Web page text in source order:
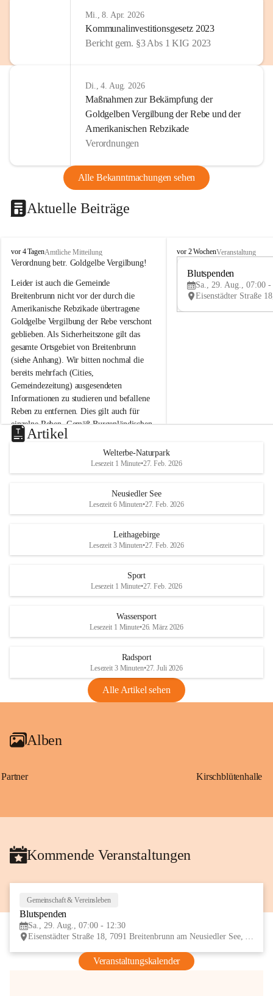
Mi., 8. Apr. 2026
Kommunalinvestitionsgesetz 2023
Bericht gem. §3 Abs 1 KIG 2023
Di., 4. Aug. 2026
Maßnahmen zur Bekämpfung der
Goldgelben Vergilbung der Rebe und der
Amerikanischen Rebzikade
Verordnungen
Alle Bekanntmachungen sehen
Aktuelle Beiträge
B
r
i
t
e
n
b
r
u
n
n
a
m
N
e
u
s
d
S
vor 4 TagenAmtliche Mitteilung
Verordnung betr. Goldgelbe Vergilbung!
Leider ist auch die Gemeinde
Breitenbrunn nicht vor der durch die
Amerikanische Rebzikade übertragene
Goldgelbe Vergilbung der Rebe verschont
geblieben. Als Sicherheitszone gilt das
gesamte Ortsgebiet von Breitenbrunn
(siehe Anhang). Wir bitten nochmal die
bereits mehrfach (Cities,
Gemeindezeitung) ausgesendeten
Informationen zu studieren und befallene
Reben zu entfernen. Dies gilt auch für
einzelne Reben. Gemäß Burgenländischen
Weinbaugesetz sind nicht gepflegte oder
unzulässige Weingärten zu roden! Bitte
helfen wir zusammen um unsere Winzer
vor den prognostizierten Ernteausfällen
und den daraus folgenden wirtschaftlichen
Maßnahmen zur Bekämpfung
Rebe und der Amerikanischen
Anhang VBl. EU Nr. 18
1 Seite•1,4 MB
VBl. EU Nr. 18_2026
B
e
u
e
d
r
S
vor 2 WochenVeranstaltung
Blutspenden
Sa., 29. Aug., 07:00 -
Artikel
Welterbe-Naturpark
Lesezeit 1 Minute•27. Feb. 2026
Neusiedler See
Lesezeit 6 Minuten•27. Feb. 2026
Leithagebirge
Lesezeit 3 Minuten•27. Feb. 2026
Sport
Lesezeit 1 Minute•27. Feb. 2026
Wassersport
Lesezeit 1 Minute•26. März 2026
Radsport
Lesezeit 3 Minuten•27. Juli 2026
Alle Artikel sehen
Alben
Partner Kirschblütenhalle
Kommende Veranstaltungen
Gemeinschaft & Vereinsleben
Blutspenden
Sa., 29. Aug., 07:00 - 12:30
Eisenstädter Straße 18, 7091 Breitenbrunn am Neusiedler See, AUT
Veranstaltungskalender